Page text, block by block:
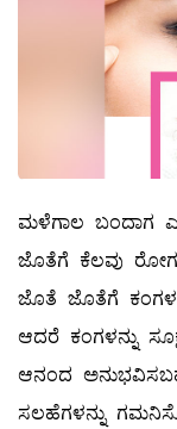
ಮಳೆಗಾಲ ಬಂದಾಗ
ಜೊತೆಗೆ ಕೆಲವು
ಜೊತೆ ಜೊತೆಗೆ
ಆದರೆ ಕಂಗಳನ್ನು
ಆನಂದ
ಸಲಹೆಗಳನ್ನು